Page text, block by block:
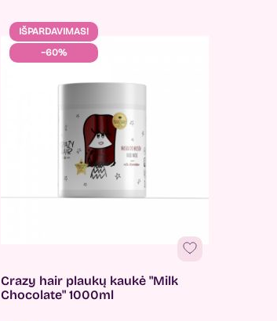
IŠPARDAVIMAS!
−60%
Crazy hair plaukų kaukė "Milk
Chocolate" 1000ml